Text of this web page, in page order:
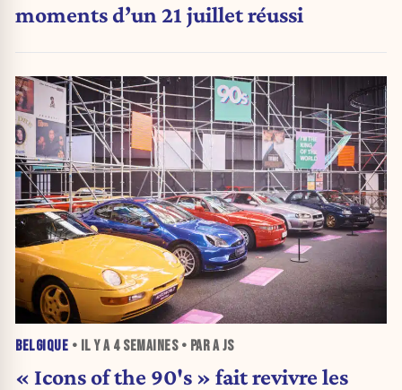
moments d’un 21 juillet réussi
BELGIQUE • IL Y A 4 SEMAINES• PAR A JS
« Icons of the 90's » fait revivre les